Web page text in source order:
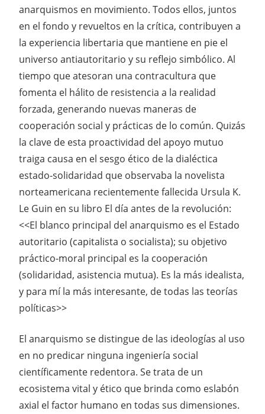
anarquismos en movimiento. Todos ellos, juntos
en el fondo y revueltos en la crítica, contribuyen a
la experiencia libertaria que mantiene en pie el
universo antiautoritario y su reflejo simbólico. Al
tiempo que atesoran una contracultura que
fomenta el hálito de resistencia a la realidad
forzada, generando nuevas maneras de
cooperación social y prácticas de lo común. Quizás
la clave de esta proactividad del apoyo mutuo
traiga causa en el sesgo ético de la dialéctica
estado-solidaridad que observaba la novelista
norteamericana recientemente fallecida Ursula K.
Le Guin en su libro El día antes de la revolución:
<<El blanco principal del anarquismo es el Estado
autoritario (capitalista o socialista); su objetivo
práctico-moral principal es la cooperación
(solidaridad, asistencia mutua). Es la más idealista,
y para mí la más interesante, de todas las teorías
políticas>>
El anarquismo se distingue de las ideologías al uso
en no predicar ninguna ingeniería social
científicamente redentora. Se trata de un
ecosistema vital y ético que brinda como eslabón
axial el factor humano en todas sus dimensiones.